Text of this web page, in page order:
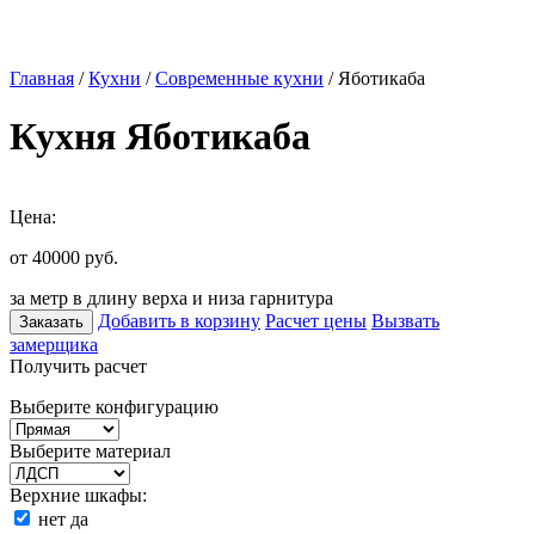
Главная /Кухни /Современные кухни / Яботикаба
Кухня Яботикаба
Цена:
от 40000 руб.
за метр в длину верха и низа гарнитура
Заказать Добавить в корзину Расчет цены Вызвать
замерщика
Получить расчет
Выберите конфигурацию
Выберите материал
Верхние шкафы:
нет да